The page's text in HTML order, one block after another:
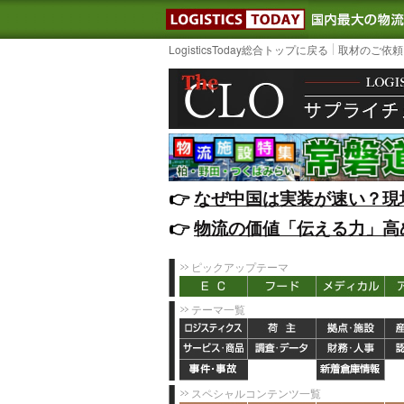
LOGISTICS
LogisticsToday総合トップに戻る 取材のご依
👉️なぜ中国は実装が速い？
👉️物流の価値「伝える力」
ピックアップテーマ
テーマ一覧
スペシャルコンテンツ一覧